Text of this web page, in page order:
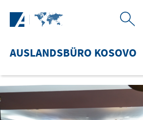
AUSLANDSBÜRO KOSOVO